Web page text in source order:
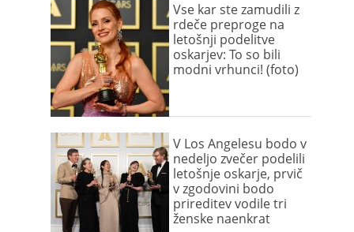
Vse kar ste zamudili z
rdeče preproge na
letošnji podelitve
oskarjev: To so bili
modni vrhunci! (foto)
V Los Angelesu bodo v
nedeljo zvečer podelili
letošnje oskarje, prvič
v zgodovini bodo
prireditev vodile tri
ženske naenkrat